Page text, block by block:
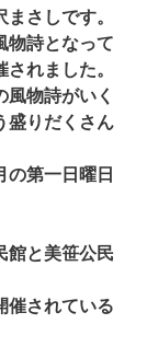
さしです。
物詩となって
れました。
物詩がいく
盛りだくさん
の第一日曜日
館と美笹公民
催されている